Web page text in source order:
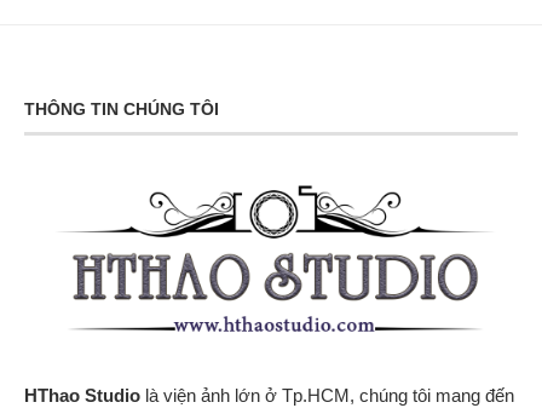
THÔNG TIN CHÚNG TÔI
HThao Studio là viện ảnh lớn ở Tp.HCM, chúng tôi mang đến